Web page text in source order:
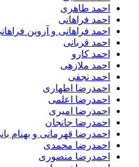
احمد طاهری
احمد فراهانی
احمد فراهانی و آروین
احمد قربانی
احمد کارو
احمد ملازهی
احمد نجفی
احمدرضا اطهاری
احمدرضا اعلمی
احمدرضا امیری
احمدرضا جانجان
احمدرضا قهرمانی و بهنام
احمدرضا محمدی
احمدرضا منصوری